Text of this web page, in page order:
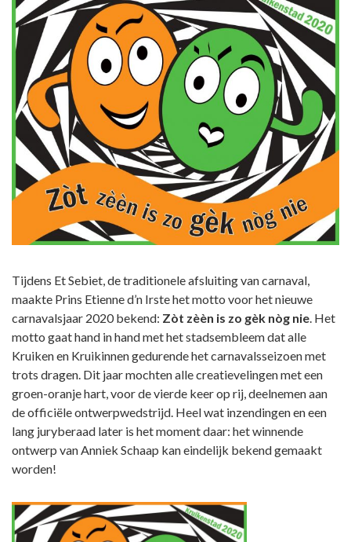
Tijdens Et Sebiet, de traditionele afsluiting van carnaval,
maakte Prins Etienne d’n Irste het motto voor het nieuwe
carnavalsjaar 2020 bekend: Zòt zèèn is zo gèk nòg nie. Het
motto gaat hand in hand met het stadsembleem dat alle
Kruiken en Kruikinnen gedurende het carnavalsseizoen met
trots dragen. Dit jaar mochten alle creatievelingen met een
groen-oranje hart, voor de vierde keer op rij, deelnemen aan
de officiële ontwerpwedstrijd. Heel wat inzendingen en een
lang juryberaad later is het moment daar: het winnende
ontwerp van Anniek Schaap kan eindelijk bekend gemaakt
worden!